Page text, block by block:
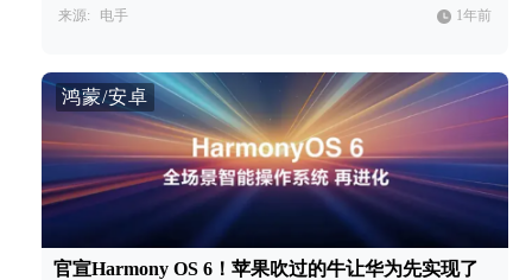
来源: 电手 1年前
鸿蒙/安卓
官宣Harmony OS 6！苹果吹过的牛让华为先实现了